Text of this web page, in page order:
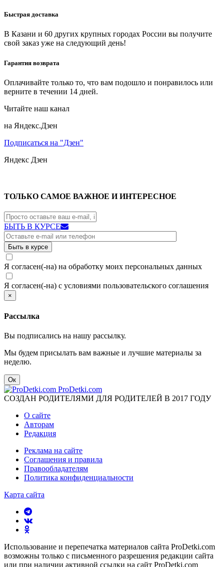
Быстрая доставка
В Казани и 60 других крупных городах России вы получите
свой заказ уже на следующий день!
Гарантия возврата
Оплачивайте только то, что вам подошло и понравилось или
верните в течении 14 дней.
Читайте наш канал
на Яндекс.Дзен
Подписаться на "Дзен"
Яндекс Дзен
ТОЛЬКО САМОЕ ВАЖНОЕ И ИНТЕРЕСНОЕ
БЫТЬ В КУРСЕ
Я согласен(-на) на обработку моих персональных данных
Я согласен(-на) с условиями пользовательского соглашения
×
Рассылка
Вы подписались на нашу рассылку.
Мы будем присылать вам важные и лучшие материалы за
неделю.
Ок
ProDetki.com
СОЗДАН РОДИТЕЛЯМИ ДЛЯ РОДИТЕЛЕЙ В 2017 ГОДУ
О сайте
Авторам
Редакция
Реклама на сайте
Соглашения и правила
Правообладателям
Политика конфиденциальности
Карта сайта
Использование и перепечатка материалов сайта ProDetki.com
возможны только с письменного разрешения редакции сайта
или при наличии активной ссылки на сайт ProDetki.com